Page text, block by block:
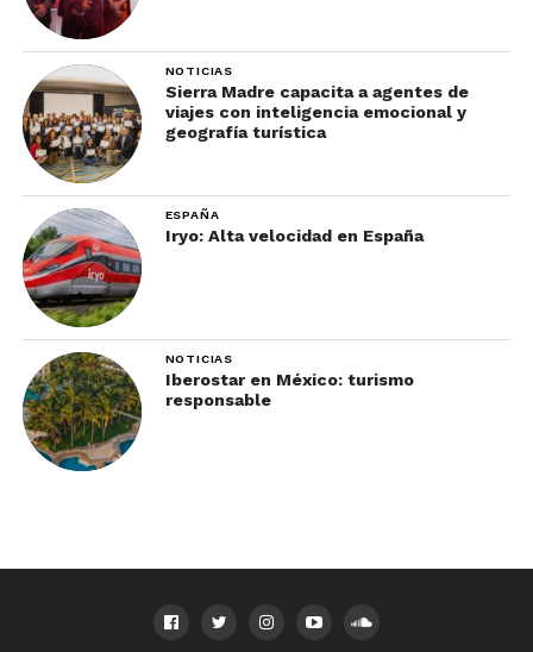
NOTICIAS
Sierra Madre capacita a agentes de
viajes con inteligencia emocional y
geografía turística
ESPAÑA
Iryo: Alta velocidad en España
NOTICIAS
Iberostar en México: turismo
responsable